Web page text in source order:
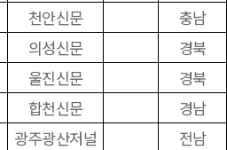
천안신문
충남
의성신문
경북
울진신문
경북
합천신문
경남
광주광산저널 전남